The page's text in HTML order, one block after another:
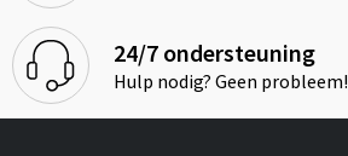
24/7 ondersteuning
Hulp nodig? Geen probleem!